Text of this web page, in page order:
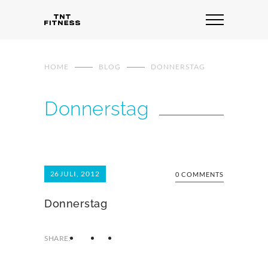
HOME BLOG DONNERSTAG
Donnerstag
26JULI, 2012 0 COMMENTS
Donnerstag
SHARE: